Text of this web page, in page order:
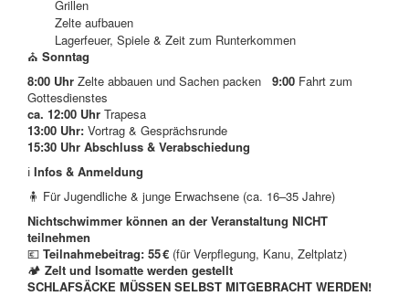
Grillen
Zelte aufbauen
Lagerfeuer, Spiele & Zeit zum Runterkommen
⛪ Sonntag
8:00 Uhr Zelte abbauen und Sachen packen 9:00 Fahrt zum
Gottesdienstes
ca. 12:00 Uhr Trapesa
13:00 Uhr: Vortrag & Gesprächsrunde
15:30 Uhr Abschluss & Verabschiedung
ℹ️ Infos & Anmeldung
🧍 Für Jugendliche & junge Erwachsene (ca. 16–35 Jahre)
Nichtschwimmer können an der Veranstaltung NICHT
teilnehmen
💶 Teilnahmebeitrag: 55 € (für Verpflegung, Kanu, Zeltplatz)
🏕️ Zelt und Isomatte werden gestellt
SCHLAFSÄCKE MÜSSEN SELBST MITGEBRACHT WERDEN!